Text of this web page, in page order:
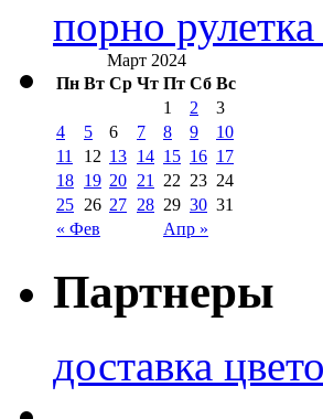
порно
Март 2024
Пн Вт Ср Чт Пт Сб Вс
« Фев Апр »
1 2
3
4
5 6 7 8 9
10
11
12 13 14 15 16 17
18 19 20 21 22 23 24
25 26 27 28 29 30 31
Партнеры
доставка